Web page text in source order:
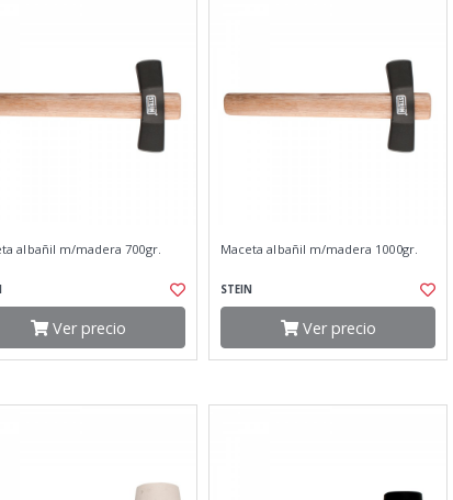
albañil m/madera 700gr.
Ver precio
Maceta albañil m/madera 1000gr.
STEIN
Ver precio